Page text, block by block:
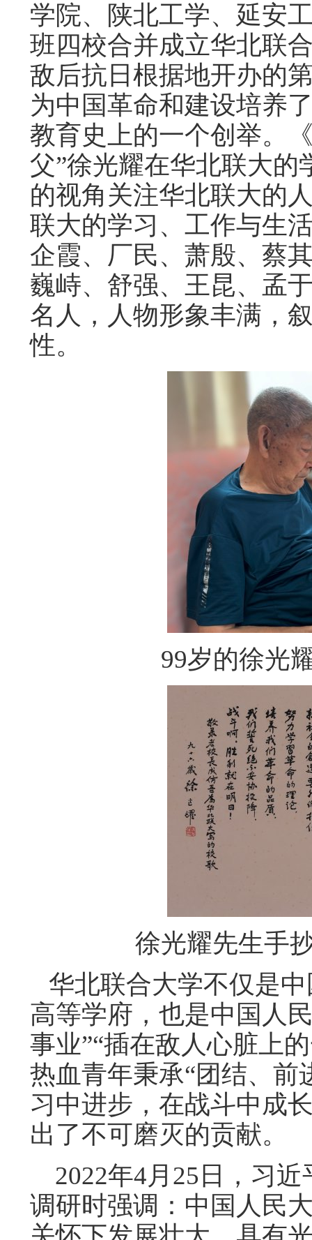
学院、陕北工学、延安
班四校合并成立华北联
敌后抗日根据地开办的
为中国革命和建设培养
教育史上的一个创举。
父”徐光耀在华北联大
的视角关注华北联大的
联大的学习、工作与生
企霞、厂民、萧殷、蔡
巍峙、舒强、王昆、孟
名人，人物形象丰满，
性。
99岁的徐光
徐光耀先生手
华北联合大学不仅是
高等学府，也是中国人
事业”“插在敌人心脏上
热血青年秉承“团结、前
习中进步，在战斗中成
出了不可磨灭的贡献。
2022年4月25日，习近
调研时强调：中国人民